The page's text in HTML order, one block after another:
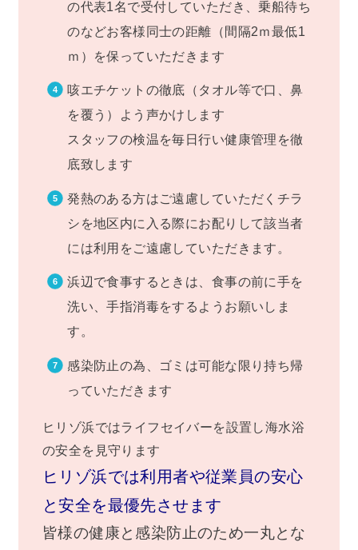
の代表1名で受付していただき、乗船待ち
のなどお客様同士の距離（間隔2ｍ最低1
ｍ）を保っていただきます
咳エチケットの徹底（タオル等で口、鼻
を覆う）よう声かけします
スタッフの検温を毎日行い健康管理を徹
底致します
発熱のある方はご遠慮していただくチラ
シを地区内に入る際にお配りして該当者
には利用をご遠慮していただきます。
浜辺で食事するときは、食事の前に手を
洗い、手指消毒をするようお願いしま
す。
感染防止の為、ゴミは可能な限り持ち帰
っていただきます
ヒリゾ浜ではライフセイバーを設置し海水浴
の安全を見守ります
ヒリゾ浜では利用者や従業員の安心
と安全を最優先させます
皆様の健康と感染防止のため一丸とな